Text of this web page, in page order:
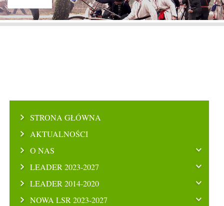
STRONA GŁÓWNA
AKTUALNOŚCI
O NAS
LEADER 2023-2027
LEADER 2014-2020
NOWA LSR 2023-2027